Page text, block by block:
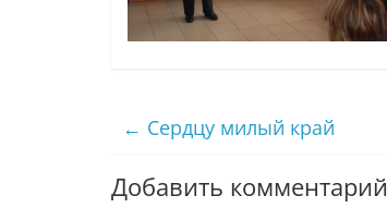
← Сердцу милый край
Добавить комментарий